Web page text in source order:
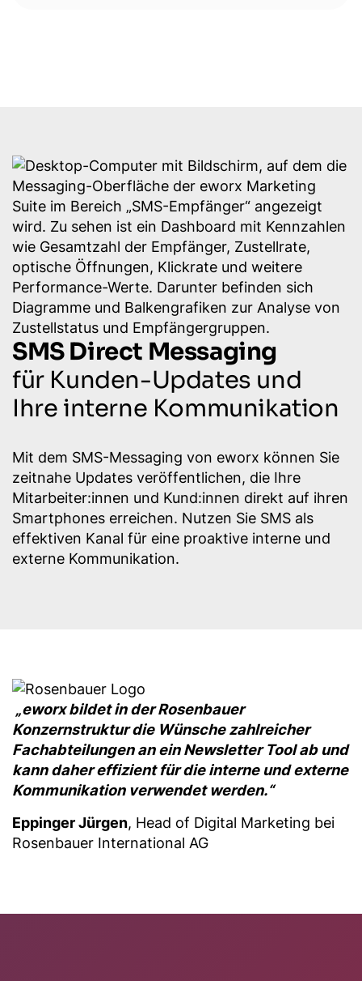
SMS Direct Messaging
für Kunden-Updates und
Ihre interne Kommunikation
Mit dem SMS-Messaging von eworx können Sie
zeitnahe Updates veröffentlichen, die Ihre
Mitarbeiter:innen und Kund:innen direkt auf ihren
Smartphones erreichen. Nutzen Sie SMS als
effektiven Kanal für eine proaktive interne und
externe Kommunikation.
„eworx bildet in der Rosenbauer
Konzernstruktur die Wünsche zahlreicher
Fachabteilungen an ein Newsletter Tool ab und
kann daher effizient für die interne und externe
Kommunikation verwendet werden.“
Eppinger Jürgen, Head of Digital Marketing bei
Rosenbauer International AG